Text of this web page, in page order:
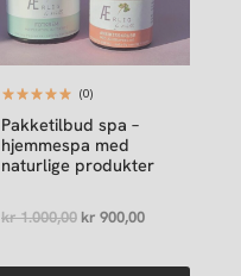
(0)
Pakketilbud spa –
hjemmespa med
naturlige produkter
kr1.000,00 kr 900,00